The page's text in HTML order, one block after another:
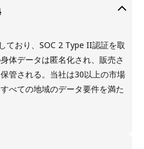
ており、SOC 2 Type II認証を取
体データは匿名化され、販売さ
管される。当社は30以上の市場
べての地域のデータ要件を満た